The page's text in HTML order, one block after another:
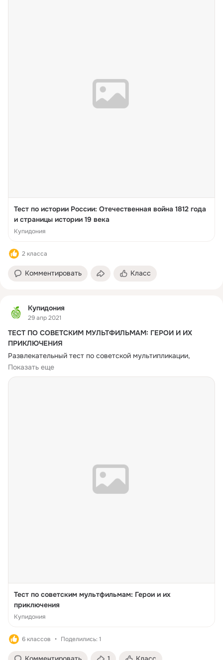
Тест по истории России: Отечественная война 1812 года
и страницы истории 19 века
Купидония
2 класса
Комментировать Класс
Купидония
29 апр 2021
ТЕСТ ПО СОВЕТСКИМ МУЛЬТФИЛЬМАМ: ГЕРОИ И ИХ
ПРИКЛЮЧЕНИЯ
Развлекательный тест по советской мультипликации,
который состоит из 20-ти вопросов о героях лучших
Показать еще
Тест по советским мультфильмам: Герои и их
приключения
Купидония
6 классов Поделились: 1